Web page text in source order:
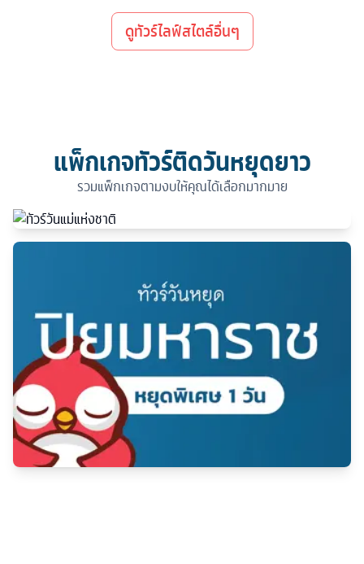
ดูทัวร์ไลฟ์สไตล์อื่นๆ
แพ็กเกจทัวร์ติดวันหยุดยาว
รวมแพ็กเกจตามงบให้คุณได้เลือกมากมาย